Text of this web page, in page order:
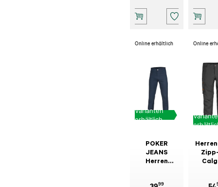
Online erhältlich
Varianten
erhältlich
POKER
JEANS
Herren
99
Online